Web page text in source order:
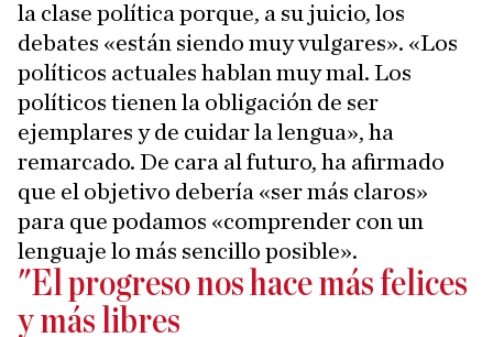
la clase política porque, a su juicio, los
debates «están siendo muy vulgares». «Los
políticos actuales hablan muy mal. Los
políticos tienen la obligación de ser
ejemplares y de cuidar la lengua», ha
remarcado. De cara al futuro, ha afirmado
que el objetivo debería «ser más claros»
para que podamos «comprender con un
lenguaje lo más sencillo posible».
"El progreso nos hace más felices
y más libres